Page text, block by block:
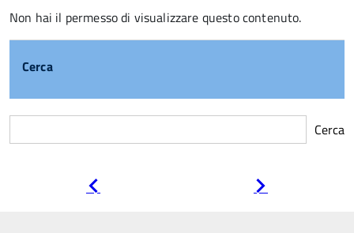
Non hai il permesso di visualizzare questo contenuto.
Cerca
Cerca